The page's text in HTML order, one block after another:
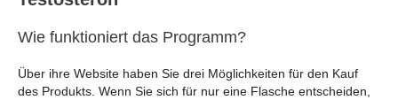
Wie funktioniert das Programm?
Über ihre Website haben Sie drei Möglichkeiten für den Kauf
des Produkts. Wenn Sie sich für nur eine Flasche entscheiden,